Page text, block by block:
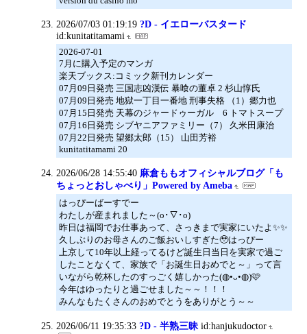
2026/07/03 01:19:19 ?D - イエローバスタード
id:kunitatitamami
2026-07-01
7月に購入予定のマンガ
楽天ブックス:コミック新刊カレンダー
07月09日発売 三国志凶漢伝 暴喰の董卓 2 杉山惇氏
07月09日発売 地獄一丁目一番地 刑事失格 （1）郷力也
07月15日発売 天幕のジャードゥーガル 6 トマトスープ
07月16日発売 シブヤニアファミリー（7） 久米田康治
07月22日発売 望郷太郎（15） 山田芳裕
kunitatitamami 20
2026/06/28 14:55:40 麻倉ももオフィシャルブログ「も
ちょっとおしゃべり」Powered by Ameba
はっぴーばーすでー
わたしが産まれました～(o･∇･o)
昨日は福岡でお仕事あって、さっきまで実家にいたよ✨✨
久しぶりのお母さんのご飯おいしすぎた🥹はっぴー
上京して10年以上経ってるけど誕生日当日を実家で過ご
したことなくて、家族で「お誕生日おめでと～」って言
いながら乾杯したのすっごく嬉しかった(◍•ᴗ•◍)🩷
今年はゆったりと過ごせました～～！！！
みんなもたくさんのおめでとうをありがとう～～
2026/06/11 19:35:33 ?D - 半熟三昧 id:hanjukudoctor